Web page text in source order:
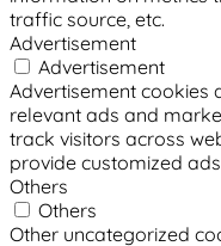
traffic source, etc.
Advertisement
Advertisement
Advertisement cookies
relevant ads and
track visitors across
provide customized
Others
Others
Other uncategorized